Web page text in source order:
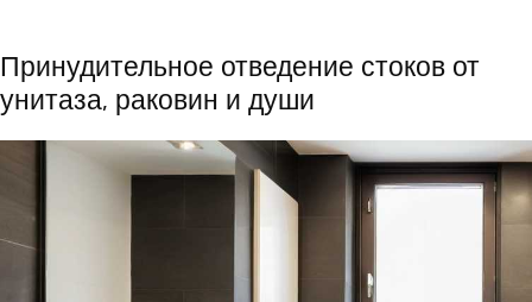
Принудительное отведение стоков от
унитаза, раковин и души